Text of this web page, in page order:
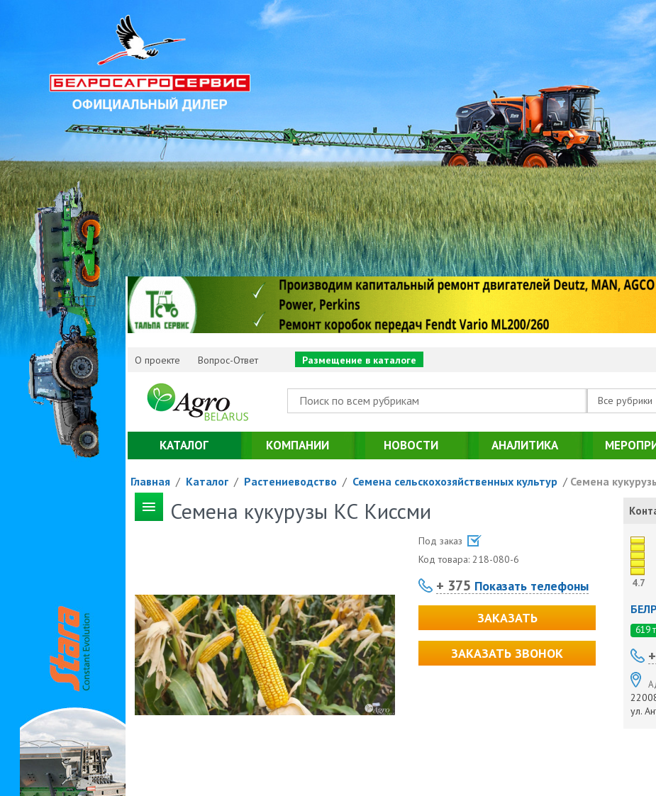
О проекте Вопрос-Ответ Размещение в каталоге
Все рубрики
КАТАЛОГ КОМПАНИИ НОВОСТИ АНАЛИТИКА
Главная / Каталог / Растениеводство / Семена сельскохозяйственных культур / Семена
Семена кукурузы КС Киссми
Под заказ
Код товара:218-080-6
+ 375 Показать телефоны
ЗАКАЗАТЬ
ЗАКАЗАТЬ ЗВОНОК
4.7
619
ул.